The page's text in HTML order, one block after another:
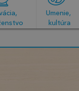
Umenie,
kultúra